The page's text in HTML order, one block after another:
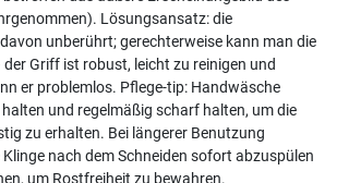
Lösungsansatz: die
unberührt; gerechterweise kann man die
Griff ist robust, leicht zu reinigen und
er problemlos. Pflege-tip: Handwäsche
und regelmäßig scharf halten, um die
zu erhalten. Bei längerer Benutzung
nach dem Schneiden sofort abzuspülen
um Rostfreiheit zu bewahren.